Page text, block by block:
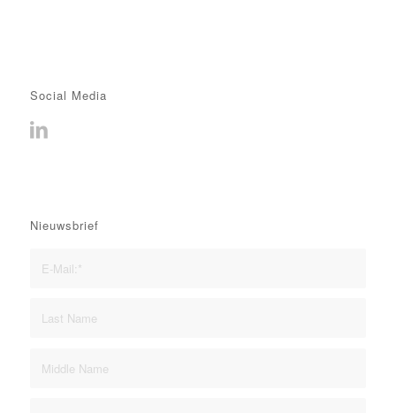
Social Media
Nieuwsbrief